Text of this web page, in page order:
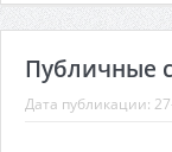
Публичные
Дата публикации: